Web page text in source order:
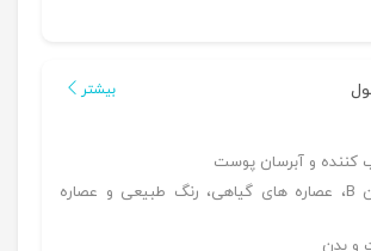
بیشتر
کننده و آبرسان پوست
ویتامین B، عصاره های گیاهی، رنگ طبیعی و عصاره
و بدن